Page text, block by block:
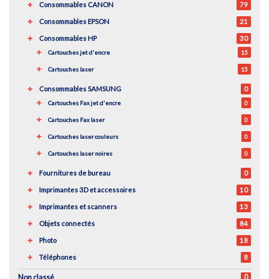
Consommables CANON 79
Consommables EPSON 21
Consommables HP 30
Cartouches jet d'encre 15
Cartouches laser 15
Consommables SAMSUNG 0
Cartouches Fax jet d'encre 0
Cartouches Fax laser 0
Cartouches laser couleurs 0
Cartouches laser noires 0
Fournitures de bureau 0
Imprimantes 3D et accessoires 10
Imprimantes et scanners 13
Objets connectés 84
Photo 18
Téléphones 8